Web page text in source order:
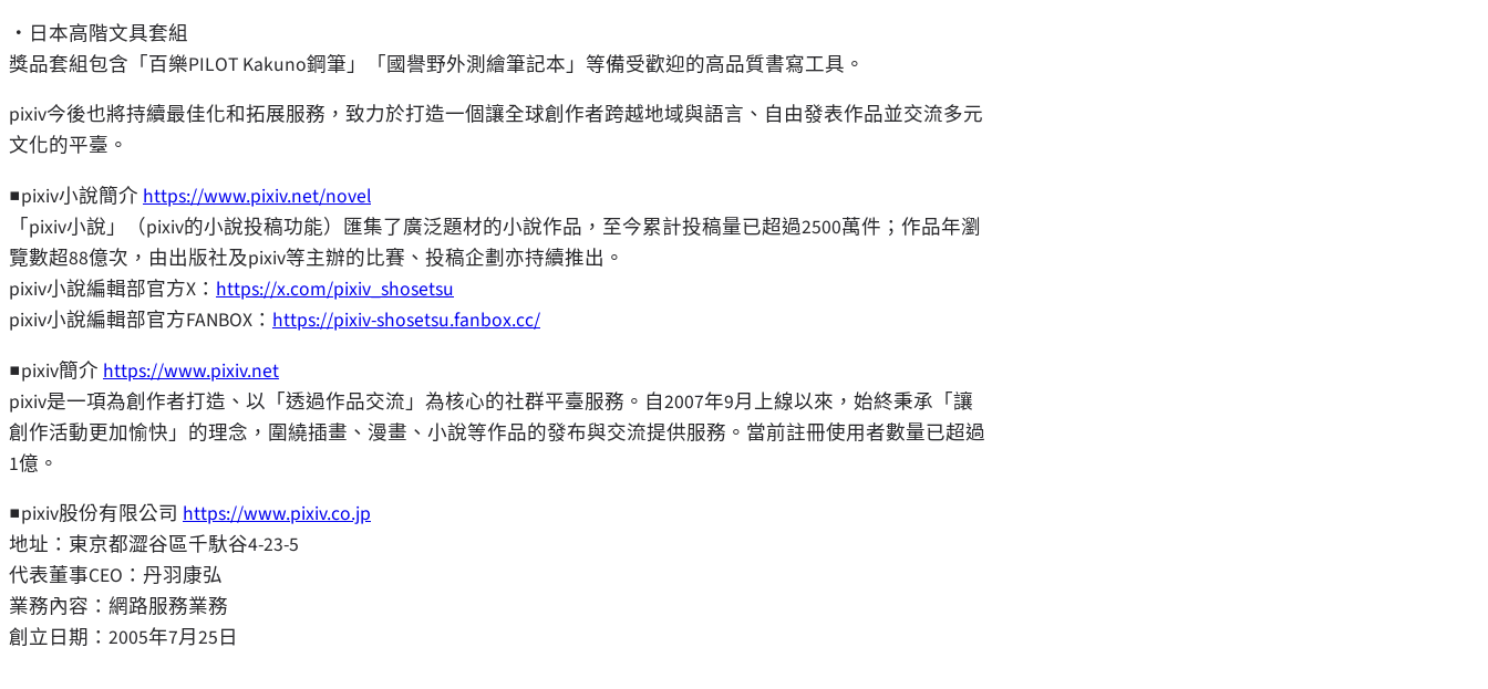
・日本高階文具套組
獎品套組包含「百樂PILOT Kakuno鋼筆」「國譽野外測繪筆記本」等備受歡迎的高品質書寫工具。
pixiv今後也將持續最佳化和拓展服務，致力於打造一個讓全球創作者跨越地域與語言、自由發表作品並交流多元
文化的平臺。
■pixiv小說簡介 https://www.pixiv.net/novel
「pixiv小說」（pixiv的小說投稿功能）匯集了廣泛題材的小說作品，至今累計投稿量已超過2500萬件；作品年瀏
覽數超88億次，由出版社及pixiv等主辦的比賽、投稿企劃亦持續推出。
pixiv小說編輯部官方X： https://x.com/pixiv_shosetsu
pixiv小說編輯部官方FANBOX： https://pixiv-shosetsu.fanbox.cc/
■pixiv簡介 https://www.pixiv.net
pixiv是一項為創作者打造、以「透過作品交流」為核心的社群平臺服務。自2007年9月上線以來，始終秉承「讓
創作活動更加愉快」的理念，圍繞插畫、漫畫、小說等作品的發布與交流提供服務。當前註冊使用者數量已超過
1億。
■pixiv股份有限公司 https://www.pixiv.co.jp
地址：東京都澀谷區千馱谷4-23-5
代表董事CEO：丹羽康弘
業務內容：網路服務業務
創立日期：2005年7月25日